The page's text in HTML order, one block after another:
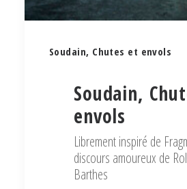
Soudain, Chutes et envols
Soudain,
envols
Librement inspiré de
discours amoureux de
Barthes